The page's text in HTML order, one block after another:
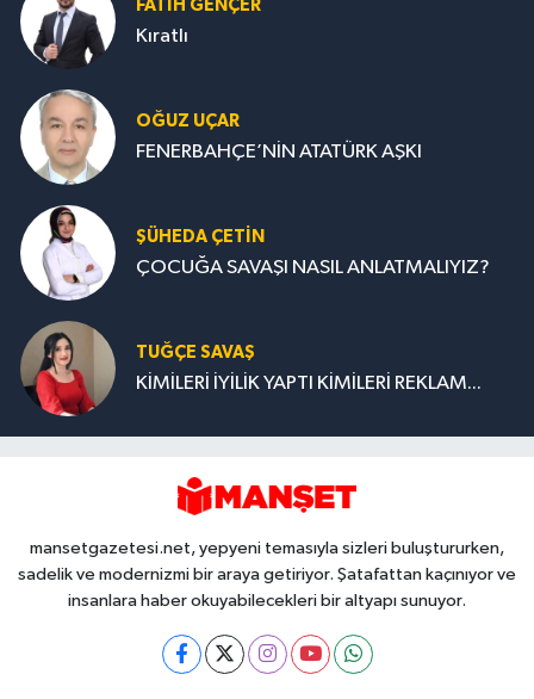
FATIH GENÇER
Kıratlı
OĞUZ UÇAR
FENERBAHÇE’NİN ATATÜRK AŞKI
ŞÜHEDA ÇETİN
ÇOCUĞA SAVAŞI NASIL ANLATMALIYIZ?
TUĞÇE SAVAŞ
KİMİLERİ İYİLİK YAPTI KİMİLERİ REKLAM...
mansetgazetesi.net, yepyeni temasıyla sizleri buluştururken,
sadelik ve modernizmi bir araya getiriyor. Şatafattan kaçınıyor ve
insanlara haber okuyabilecekleri bir altyapı sunuyor.